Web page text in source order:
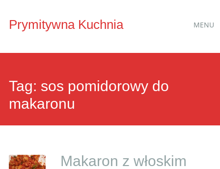
Prymitywna Kuchnia MENU
Tag: sos pomidorowy do
makaronu
Makaron z włoskim